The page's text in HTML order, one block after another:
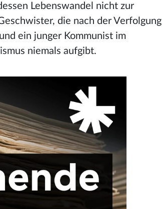
Lebenswandel nicht zur
die nach der Verfolgung
ein junger Kommunist im
niemals aufgibt.